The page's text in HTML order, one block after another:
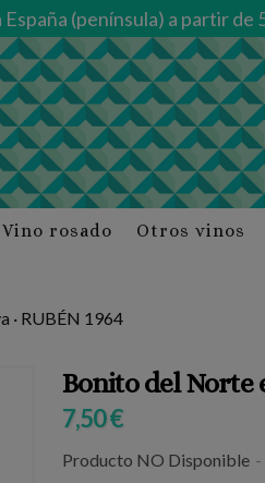
(península) a partir de
Vino rosado Otros vinos
· RUBÉN 1964
Bonito del Norte
7,50 €
Producto NO Disponible -